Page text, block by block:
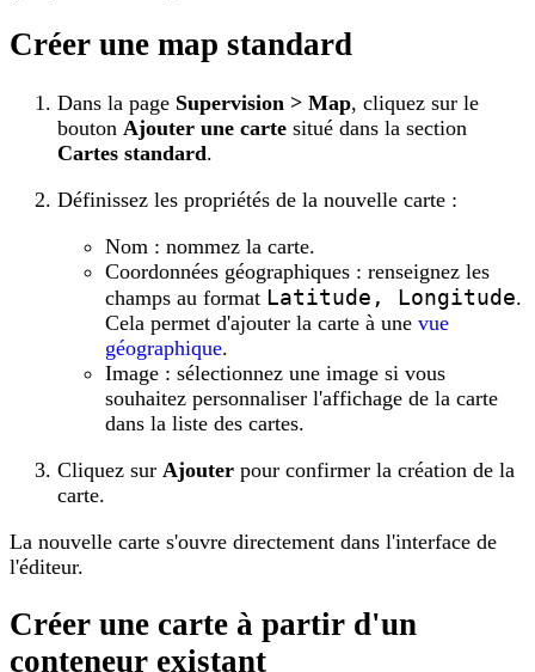
Créer une map standard
Dans la page Supervision > Map, cliquez sur le
bouton Ajouter une carte situé dans la section
Cartes standard.
Définissez les propriétés de la nouvelle carte :
Nom : nommez la carte.
Coordonnées géographiques : renseignez les
champs au format Latitude, Longitude.
Cela permet d'ajouter la carte à une vue
géographique.
Image : sélectionnez une image si vous
souhaitez personnaliser l'affichage de la carte
dans la liste des cartes.
Cliquez sur Ajouter pour confirmer la création de la
carte.
La nouvelle carte s'ouvre directement dans l'interface de
l'éditeur.
Créer une carte à partir d'un
conteneur existant